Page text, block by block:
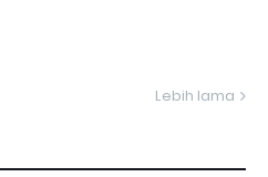
Lebih lama